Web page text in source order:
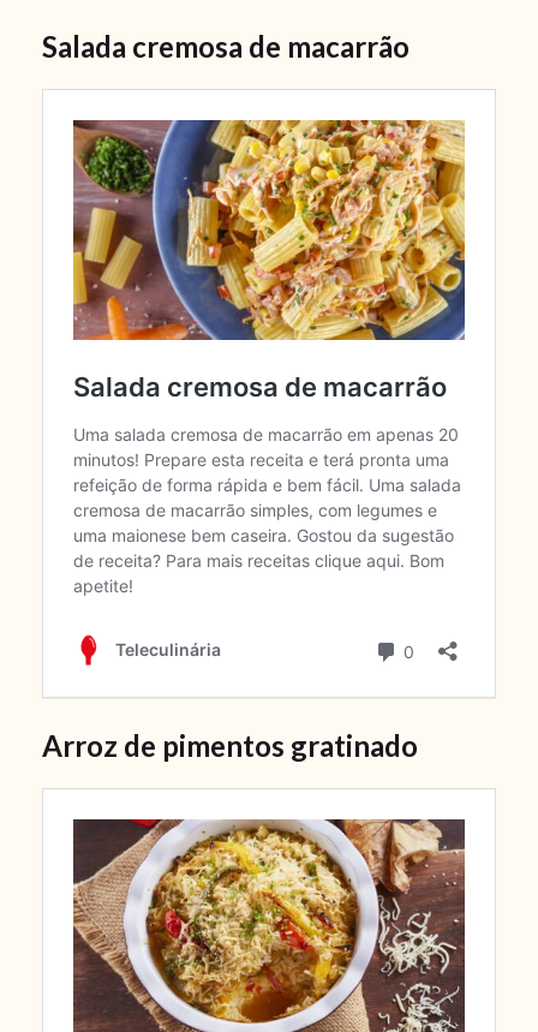
Salada cremosa de macarrão
Arroz de pimentos gratinado